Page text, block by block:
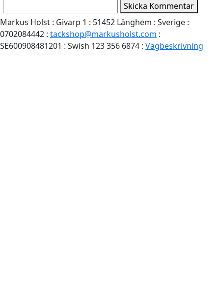
Skicka Kommentar
Markus Holst : Givarp 1 : 51452 Länghem : Sverige :
0702084442 : tackshop@markusholst.com :
SE600908481201 : Swish 123 356 6874 : Vägbeskrivning